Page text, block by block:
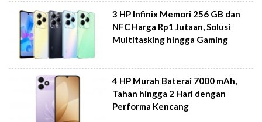
3 HP Infinix Memori 256 GB dan
NFC Harga Rp1 Jutaan, Solusi
Multitasking hingga Gaming
4 HP Murah Baterai 7000 mAh,
Tahan hingga 2 Hari dengan
Performa Kencang